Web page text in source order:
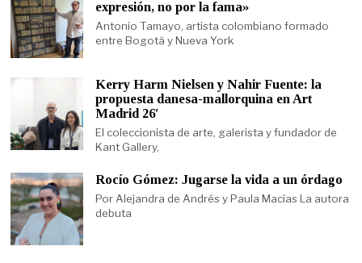
expresión, no por la fama»
Antonio Tamayo, artista colombiano formado
entre Bogotá y Nueva York
Kerry Harm Nielsen y Nahir Fuente: la
propuesta danesa-mallorquina en Art
Madrid 26′
El coleccionista de arte, galerista y fundador de
Kant Gallery,
Rocío Gómez: Jugarse la vida a un órdago
Por Alejandra de Andrés y Paula Macías La autora
debuta